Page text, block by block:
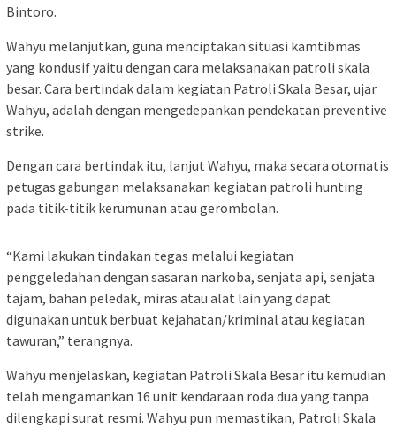
Bintoro.
Wahyu melanjutkan, guna menciptakan situasi kamtibmas
yang kondusif yaitu dengan cara melaksanakan patroli skala
besar. Cara bertindak dalam kegiatan Patroli Skala Besar, ujar
Wahyu, adalah dengan mengedepankan pendekatan preventive
strike.
Dengan cara bertindak itu, lanjut Wahyu, maka secara otomatis
petugas gabungan melaksanakan kegiatan patroli hunting
pada titik-titik kerumunan atau gerombolan.
“Kami lakukan tindakan tegas melalui kegiatan
penggeledahan dengan sasaran narkoba, senjata api, senjata
tajam, bahan peledak, miras atau alat lain yang dapat
digunakan untuk berbuat kejahatan/kriminal atau kegiatan
tawuran,” terangnya.
Wahyu menjelaskan, kegiatan Patroli Skala Besar itu kemudian
telah mengamankan 16 unit kendaraan roda dua yang tanpa
dilengkapi surat resmi. Wahyu pun memastikan, Patroli Skala